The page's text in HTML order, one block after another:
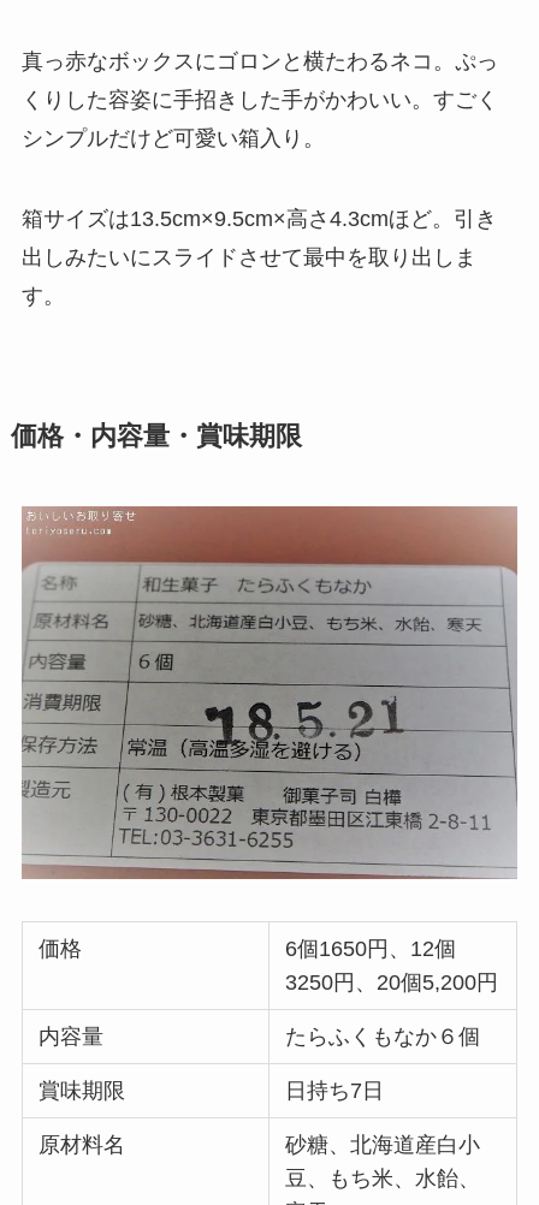
真っ赤なボックスにゴロンと横たわるネコ。ぷっ
くりした容姿に手招きした手がかわいい。すごく
シンプルだけど可愛い箱入り。
箱サイズは13.5cm×9.5cm×高さ4.3cmほど。引き
出しみたいにスライドさせて最中を取り出しま
す。
価格・内容量・賞味期限
価格
6個1650円、12個
3250円、20個5,200円
内容量 たらふくもなか６個
賞味期限 日持ち7日
原材料名
砂糖、北海道産白小
豆、もち米、水飴、